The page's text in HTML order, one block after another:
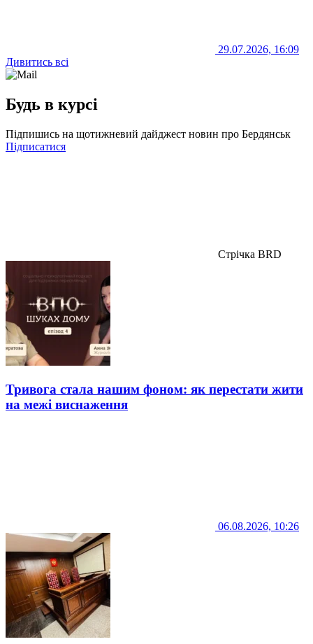
29.07.2026, 16:09
Дивитись всі
Будь в курсі
Підпишись на щотижневий дайджест новин про Бердянськ
Підписатися
Стрічка BRD
Тривога стала нашим фоном: як перестати жити
на межі виснаження
06.08.2026, 10:26